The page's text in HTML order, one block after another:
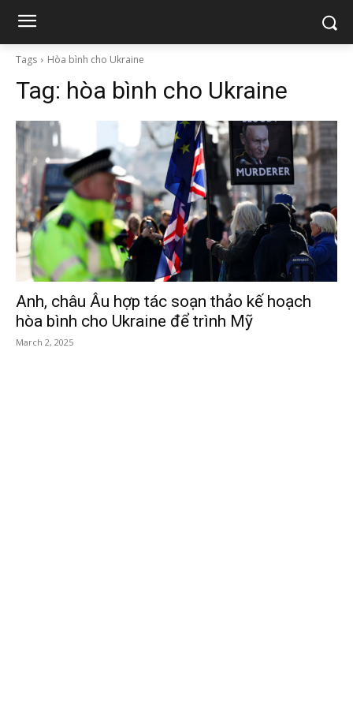
Tags Hòa bình cho Ukraine
Tag: hòa bình cho Ukraine
Anh, châu Âu hợp tác soạn thảo kế hoạch
hòa bình cho Ukraine để trình Mỹ
March 2, 2025